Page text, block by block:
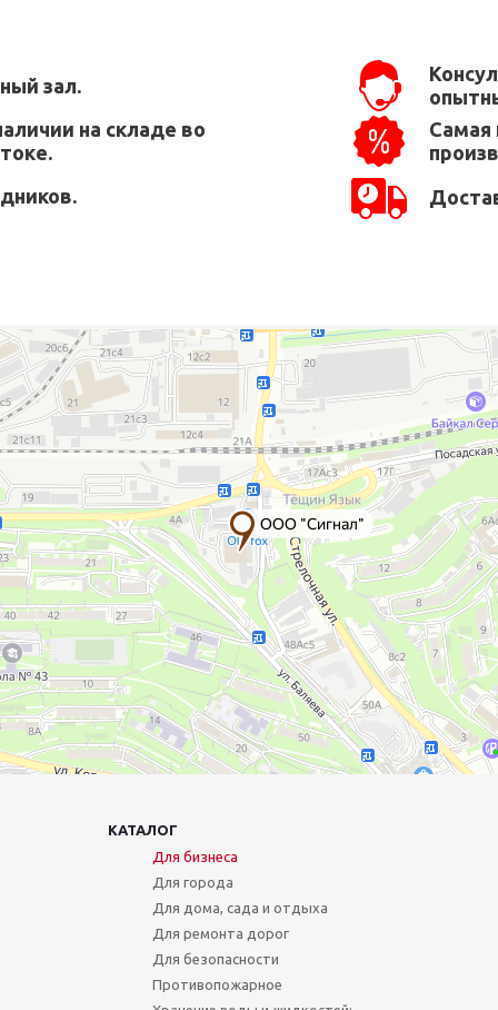
зал.
на складе во
Самая
КАТАЛОГ
Для бизнеса
Для города
Для дома, сада и отдыха
Для ремонта дорог
Для безопасности
Противопожарное